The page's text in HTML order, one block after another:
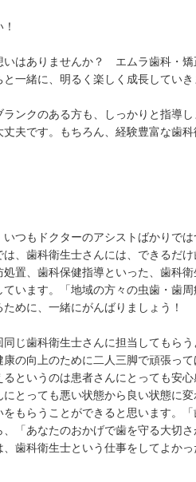
はありませんか？ エムラ歯科・矯
一緒に、明るく楽しく成長していき
ンクのある方も、しっかりと指導し
夫です。もちろん、経験豊富な歯
つもドクターのアシストばかりで
、歯科衛生士さんには、できるだ
置、歯科保健指導といった、歯科
います。「地域の方々の虫歯・歯
めに、一緒にがんばりましょう！
じ歯科衛生士さんに担当してもらう
の向上のために二人三脚で頑張っ
というのは患者さんにとっても安
とっても悪い状態から良い状態に
もらうことができると思います。
「あなたのおかげで歯を守る大切さ
歯科衛生士という仕事をしてよか